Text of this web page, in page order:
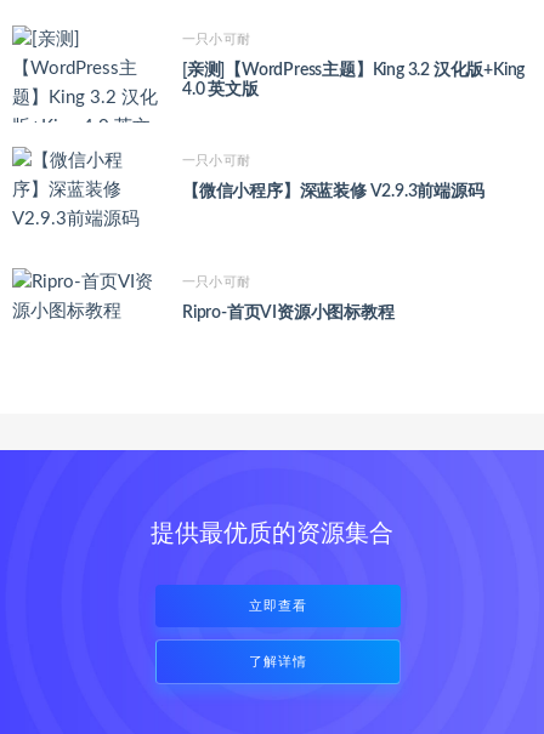
一只小可耐
[亲测]【WordPress主题】King 3.2 汉化版+King
4.0 英文版
一只小可耐
【微信小程序】深蓝装修 V2.9.3前端源码
一只小可耐
Ripro-首页VI资源小图标教程
提供最优质的资源集合
立即查看
了解详情